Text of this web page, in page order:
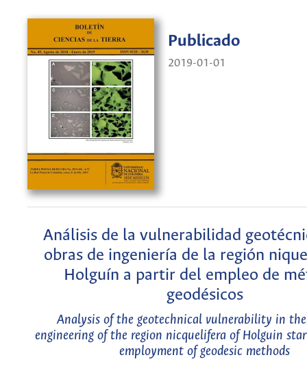
Publicado
2019-01-01
Análisis de la vulnerabilidad
obras de ingeniería de la región
Holguín a partir del empleo de
geodésicos
Analysis of the geotechnical vulnerability in
engineering of the region nicquelifera of Holguin
employment of geodesic methods